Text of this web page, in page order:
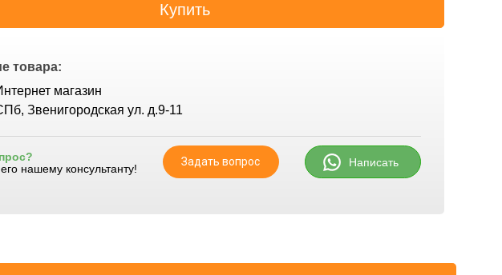
товара:
магазин
Звенигородская ул. д.9-11
нашему консультанту!
Задать вопрос Написать